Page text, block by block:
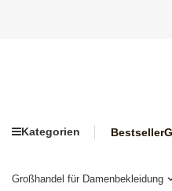
Kategorien Bestseller
Großhandel für Damenbekleidung